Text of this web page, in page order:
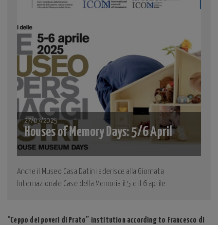
27/03/2025
Houses of Memory Days: 5/6 April
Anche il Museo Casa Datini aderisce alla Giornata
Internazionale Case della Memoria il 5 e il 6 aprile.
“Ceppo dei poveri di Prato” institution according to Francesco di